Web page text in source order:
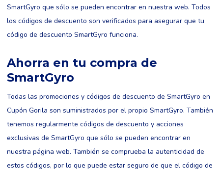
SmartGyro que sólo se pueden encontrar en nuestra web. Todos
los códigos de descuento son verificados para asegurar que tu
código de descuento SmartGyro funciona.
Ahorra en tu compra de
SmartGyro
Todas las promociones y códigos de descuento de SmartGyro en
Cupón Gorila son suministrados por el propio SmartGyro. También
tenemos regularmente códigos de descuento y acciones
exclusivas de SmartGyro que sólo se pueden encontrar en
nuestra página web. También se comprueba la autenticidad de
estos códigos, por lo que puede estar seguro de que el código de